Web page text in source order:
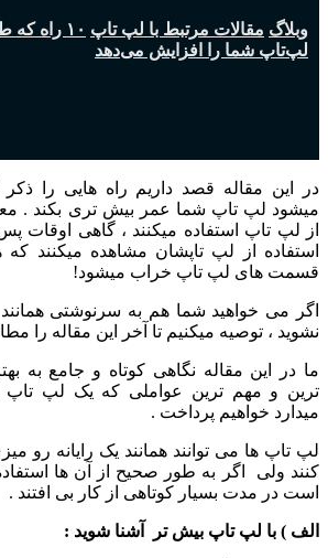
وبلاگ مقالات مرتبط با لپ تاپ
۱۰ راه
لپ‌تاپ شما را افزایش می‌دهد
در این مقاله قصد داریم راه هایی را
میشود لپ تاپ شما عمر بیش تری بکند .
از لپ تاپ استفاده میکنند ، گاهی اوقات
استفاده از لپ تاپشان مشاهده میکنند
قسمت های لپ تاپ خراب میشود!
اگر می خواهید شما هم به سرنوشتی همانند
نشوید ، توصیه میکنیم تا آخر این مقاله را
ما در این مقاله نگاهی کوتاه و جامع به
ترین و مهم ترین عواملی که یک لپ تاپ
میدارد خواهیم پرداخت .
لپ تاپ ها می توانند همانند یک رایانه رو
کنند ولی اگر به طور صحیح از آن ها
است در مدت بسیار کوتاهی از کار بی افتند .
الف ) با لپ تاپ بیش تر آشنا شوید :